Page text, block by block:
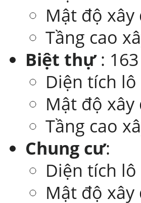
Mật độ xây
Tầng cao
Biệt thự :
Diện tích lô
Mật độ xây
Tầng cao
Chung cư:
Diện tích
Mật độ xây